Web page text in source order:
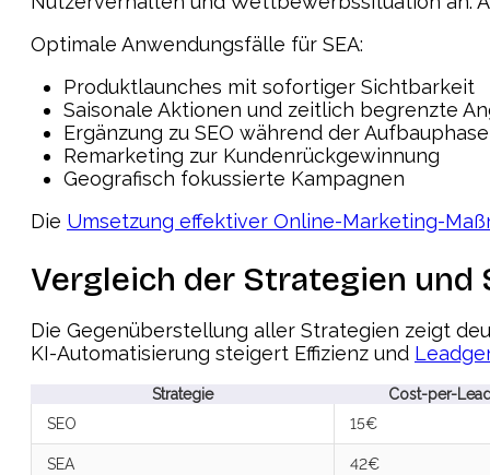
Optimale Anwendungsfälle für SEA:
Produktlaunches mit sofortiger Sichtbarkeit
Saisonale Aktionen und zeitlich begrenzte
Ergänzung zu SEO während der Aufbauphase
Remarketing zur Kundenrückgewinnung
Geografisch fokussierte Kampagnen
Die Umsetzung effektiver Online-Marketing-
Vergleich der Strategien
Die Gegenüberstellung aller Strategien zeigt
KI-Automatisierung steigert Effizienz und
Strategie
Cost-per-
SEO
15€
SEA 42€